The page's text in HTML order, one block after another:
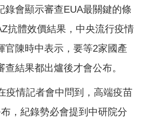
錄會顯示審查EUA最關鍵的條
抗體效價結果，中央流行疫情
官陳時中表示，要等2家國產
查結果都出爐後才會公布。
疫情記者會中問到，高端疫苗
，紀錄勢必會提到中研院分